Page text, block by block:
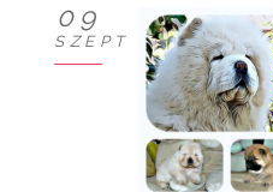
09
SZEPT